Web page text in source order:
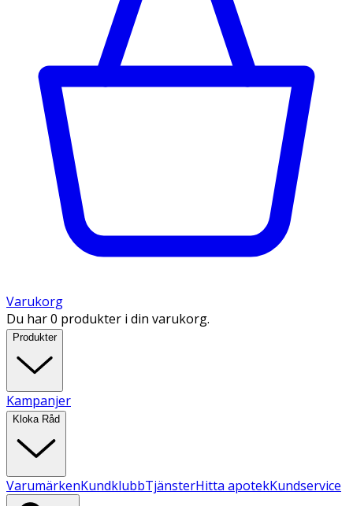
Varukorg
Du har 0 produkter i din varukorg.
Produkter
Kampanjer
Kloka Råd
VarumärkenKundklubbTjänsterHitta apotekKundservice